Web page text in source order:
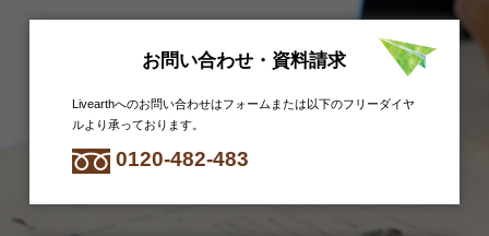
お問い合わせ・資料請求
Livearthへのお問い合わせはフォームまたは以下のフリーダイヤ
ルより承っております。
0120-482-483